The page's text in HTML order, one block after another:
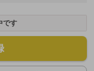
です